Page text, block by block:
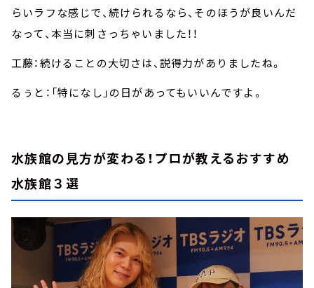
らいラフな感じで、続けられるなら、そのほうが良いんだ
なって、本当に刺さっちゃいました！！
工藤：続けることの大切さは、説得力がありましたね。
るぅと：「特になし」の日があってもいいんですよ。
水族館の見方が変わる！プロが教えるおすすめ
水族館３選